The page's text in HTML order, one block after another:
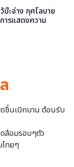
บ๊ะจ่าง กุศโลบาย
ารแสดงความ
ชื่นเบิกบาน ต้อนรับ
ล้อมรอบๆตัว
ทยๆ